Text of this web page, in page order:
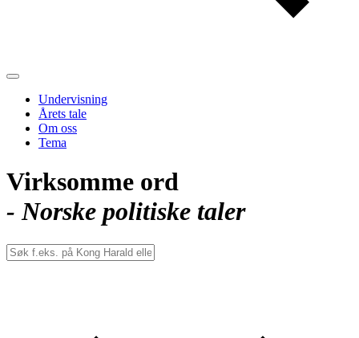
Undervisning
Årets tale
Om oss
Tema
Virksomme ord
- Norske politiske taler